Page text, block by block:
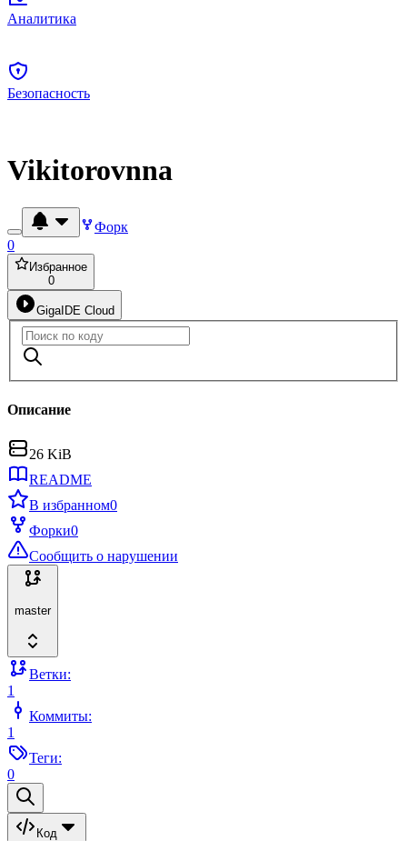
Аналитика
Безопасность
Vikitorovnna
Форк
0
Избранное
0
GigaIDE Cloud
Описание
26 KiB
README
В избранном0
Форки0
Сообщить о нарушении
master
Ветки:
1
Коммиты:
1
Теги:
0
Код